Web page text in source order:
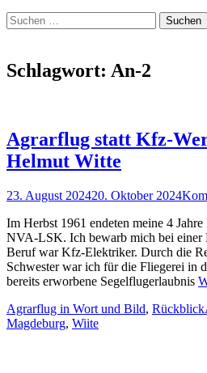
Suchen
Suchen
nach:
Schlagwort: An-2
Agrarflug statt Kfz-
Helmut Witte
Posted
23. August 202420. Oktober 2024
Im Herbst 1961 endeten meine 4
NVA-LSK. Ich bewarb mich bei einer
Beruf war Kfz-Elektriker. Durch die
Schwester war ich für die Fliegerei in
bereits erworbene Segelflugerlaubnis
Kategorien
Agrarflug in Wort und Bild, Rückblick
Magdeburg, Wiite